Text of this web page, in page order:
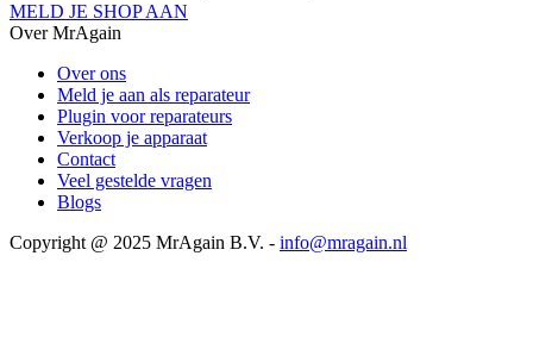
MELD JE SHOP AAN
Over MrAgain
Over ons
Meld je aan als reparateur
Plugin voor reparateurs
Verkoop je apparaat
Contact
Veel gestelde vragen
Blogs
Copyright @ 2025 MrAgain B.V. - info@mragain.nl